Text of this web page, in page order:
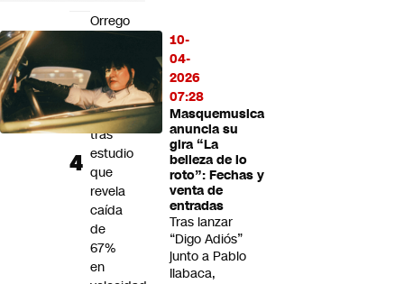
10-
04-
2026
07:28
Masquemusica
anuncia su
gira “La
belleza de lo
roto”: Fechas y
venta de
entradas
Tras lanzar
“Digo Adiós”
junto a Pablo
Ilabaca,
Orrego
obras
en
Plaza
Italia
tras
estudio
que
revela
caída
de
67%
en